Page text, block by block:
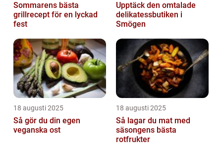
Sommarens bästa
grillrecept för en lyckad
fest
Upptäck den omtalade
delikatessbutiken i
Smögen
18 augusti 2025
Så gör du din egen
veganska ost
18 augusti 2025
Så lagar du mat med
säsongens bästa
rotfrukter